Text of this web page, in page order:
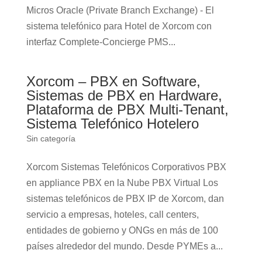
Micros Oracle (Private Branch Exchange) - El
sistema telefónico para Hotel de Xorcom con
interfaz Complete-Concierge PMS...
Xorcom – PBX en Software,
Sistemas de PBX en Hardware,
Plataforma de PBX Multi-Tenant,
Sistema Telefónico Hotelero
Sin categoría
Xorcom Sistemas Telefónicos Corporativos PBX
en appliance PBX en la Nube PBX Virtual Los
sistemas telefónicos de PBX IP de Xorcom, dan
servicio a empresas, hoteles, call centers,
entidades de gobierno y ONGs en más de 100
países alrededor del mundo. Desde PYMEs a...